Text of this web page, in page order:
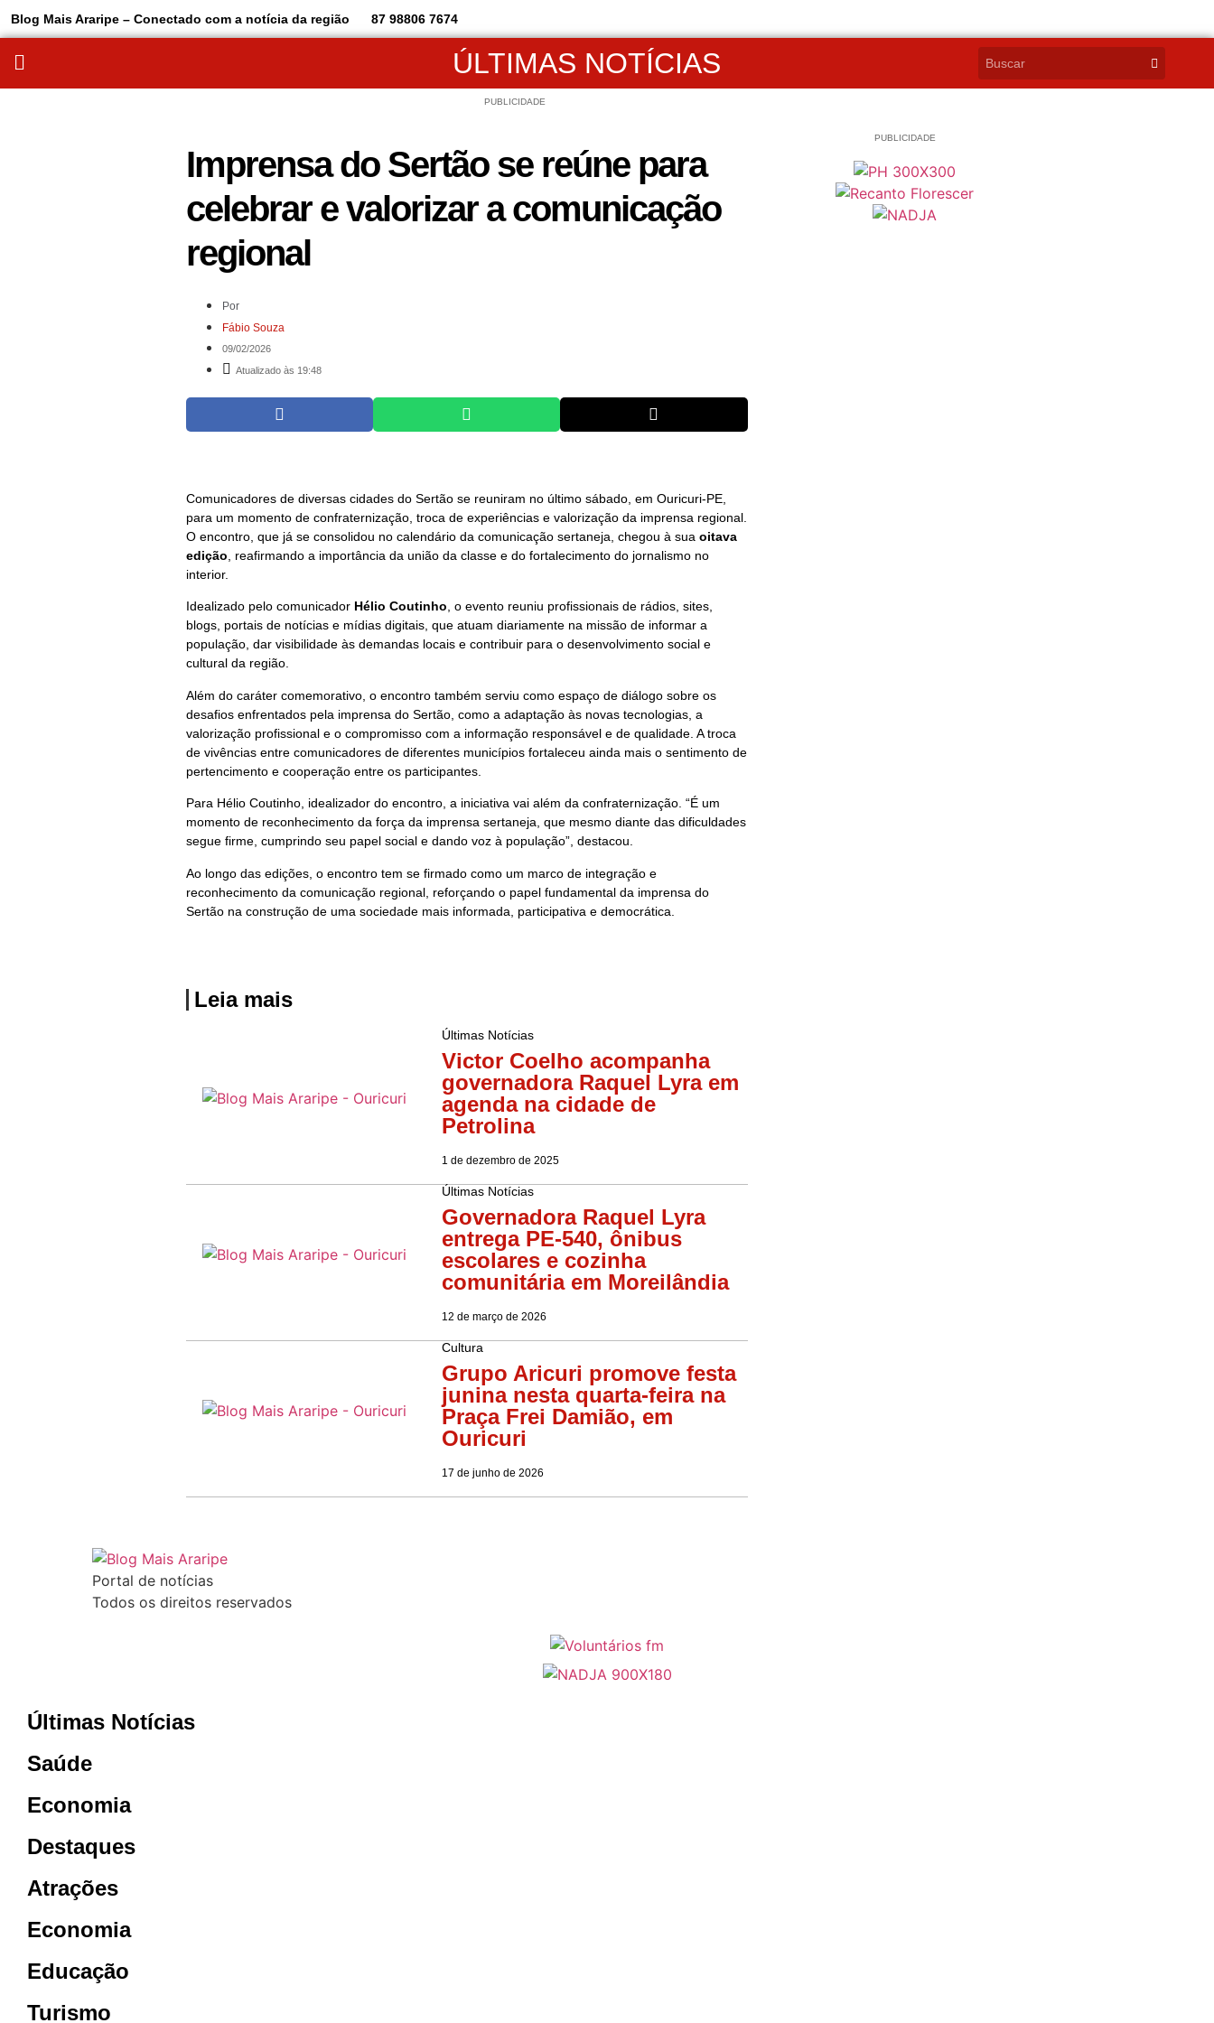
Blog Mais Araripe – Conectado com a notícia da região 87 98806 7674
ÚLTIMAS NOTÍCIAS
PUBLICIDADE
Imprensa do Sertão se reúne para
celebrar e valorizar a comunicação
regional
Por
Fábio Souza
09/02/2026
Atualizado às 19:48
Comunicadores de diversas cidades do Sertão se reuniram no último sábado, em Ouricuri-PE,
para um momento de confraternização, troca de experiências e valorização da imprensa regional.
O encontro, que já se consolidou no calendário da comunicação sertaneja, chegou à sua oitava
edição , reafirmando a importância da união da classe e do fortalecimento do jornalismo no
interior.
Idealizado pelo comunicador Hélio Coutinho, o evento reuniu profissionais de rádios, sites,
blogs, portais de notícias e mídias digitais, que atuam diariamente na missão de informar a
população, dar visibilidade às demandas locais e contribuir para o desenvolvimento social e
cultural da região.
Além do caráter comemorativo, o encontro também serviu como espaço de diálogo sobre os
desafios enfrentados pela imprensa do Sertão, como a adaptação às novas tecnologias, a
valorização profissional e o compromisso com a informação responsável e de qualidade. A troca
de vivências entre comunicadores de diferentes municípios fortaleceu ainda mais o sentimento de
pertencimento e cooperação entre os participantes.
Para Hélio Coutinho, idealizador do encontro, a iniciativa vai além da confraternização. “É um
momento de reconhecimento da força da imprensa sertaneja, que mesmo diante das dificuldades
segue firme, cumprindo seu papel social e dando voz à população”, destacou.
Ao longo das edições, o encontro tem se firmado como um marco de integração e
reconhecimento da comunicação regional, reforçando o papel fundamental da imprensa do
Sertão na construção de uma sociedade mais informada, participativa e democrática.
Leia mais
Últimas Notícias
Victor Coelho acompanha
governadora Raquel Lyra em
agenda na cidade de
Petrolina
1 de dezembro de 2025
Últimas Notícias
Governadora Raquel Lyra
entrega PE-540, ônibus
escolares e cozinha
comunitária em Moreilândia
12 de março de 2026
Cultura
Grupo Aricuri promove festa
junina nesta quarta-feira na
Praça Frei Damião, em
Ouricuri
17 de junho de 2026
PUBLICIDADE
Portal de notícias
Todos os direitos reservados
Últimas Notícias
Saúde
Economia
Destaques
Atrações
Economia
Educação
Turismo